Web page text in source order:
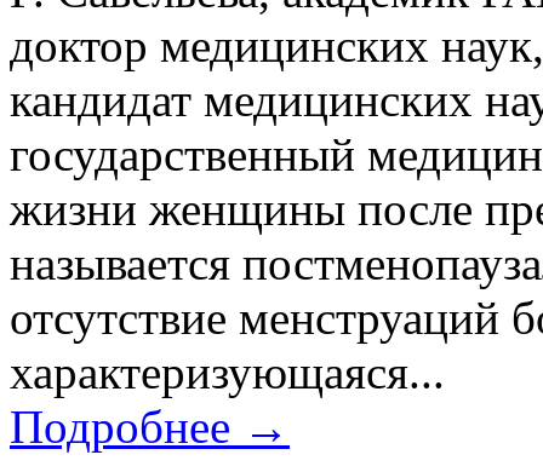
доктор медицинских
кандидат медицинских
государственный
жизни женщины после
называется
отсутствие менструаций
характеризующаяся...
Подробнее →